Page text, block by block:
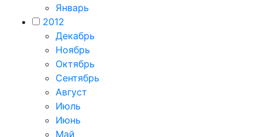
Январь
2012
Декабрь
Ноябрь
Октябрь
Сентябрь
Август
Июль
Июнь
Май